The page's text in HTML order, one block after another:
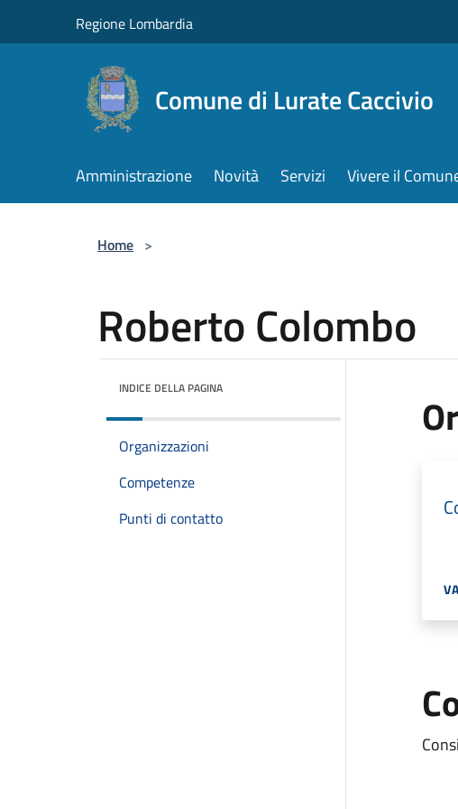
Regione Lombardia
Comune di Lurate Caccivio
Amministrazione Novità Servizi Vivere il
Home >
Roberto Colombo
INDICE DELLA PAGINA
Organizzazioni
Competenze
Punti di contatto